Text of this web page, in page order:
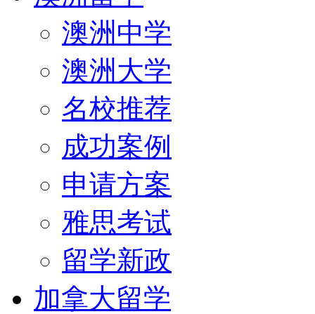
澳洲中学
澳洲大学
名校推荐
成功案例
申请方案
雅思考试
留学新政
加拿大留学